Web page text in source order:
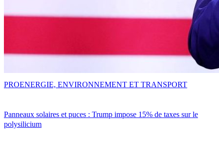
Panneaux solaires et puces : Trump impose 15% de taxes sur le
polysilicium
PROENERGIE, ENVIRONNEMENT ET TRANSPORT